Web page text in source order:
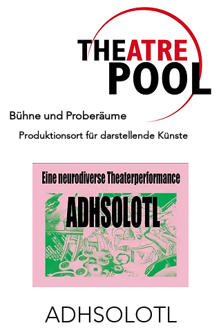
Produktionsort für darstellende Künste
Bühne und Proberäume
ADHSOLOTL